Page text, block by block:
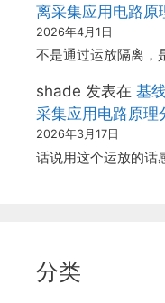
离采集应用电路原
2026年4月1日
不是通过运放隔离，
shade 发表在 基
采集应用电路原理
2026年3月17日
话说用这个运放的话
分类